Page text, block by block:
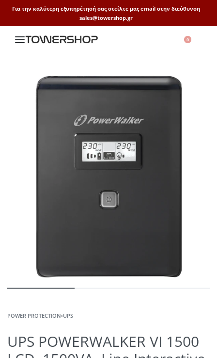
Για την καλύτερη εξυπηρέτησή σας στείλτε μας email στην διεύθυνση
sales@towershop.gr
0
POWER PROTECTION›UPS
UPS POWERWALKER VI 1500